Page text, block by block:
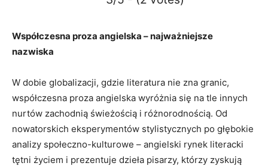
Współczesna proza angielska – najważniejsze
nazwiska
W dobie globalizacji, gdzie literatura nie zna granic,
współczesna proza angielska wyróżnia się na tle innych
nurtów zachodnią świeżością i różnorodnością. Od
nowatorskich eksperymentów stylistycznych po głębokie
analizy społeczno-kulturowe – angielski rynek literacki
tętni życiem i prezentuje dzieła pisarzy, którzy zyskują